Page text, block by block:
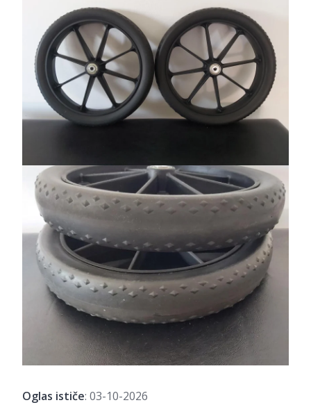
Oglas ističe: 03-10-2026